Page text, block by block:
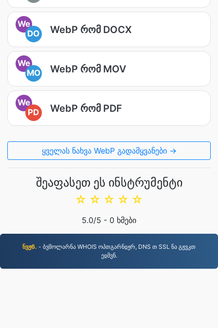
We
DO
WebP რომ DOCX
We
MO
WebP რომ MOV
We
PD
WebP რომ PDF
ყველას ნახვა WebP გადამყვანები →
შეაფასეთ ეს ინსტრუმენტი
☆
☆
☆
☆
☆
5.0/5 - 0 ხმები
ნვჟ6. - ბვჱოლარნა WHOIS ოპთგარნჲჟრ, DNS თ SSL ნა გჟვკთ
ეჲმვნ.